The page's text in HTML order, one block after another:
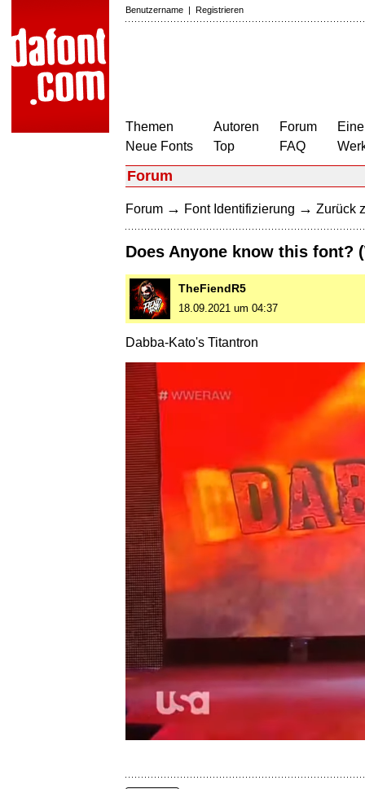
Benutzername | Registrieren
Themen
Neue Fonts
Autoren
Top
Forum
FAQ
Forum
Forum → Font Identifizierung → Zurück
Does Anyone know this font?
TheFiendR5
18.09.2021 um 04:37
Dabba-Kato's Titantron